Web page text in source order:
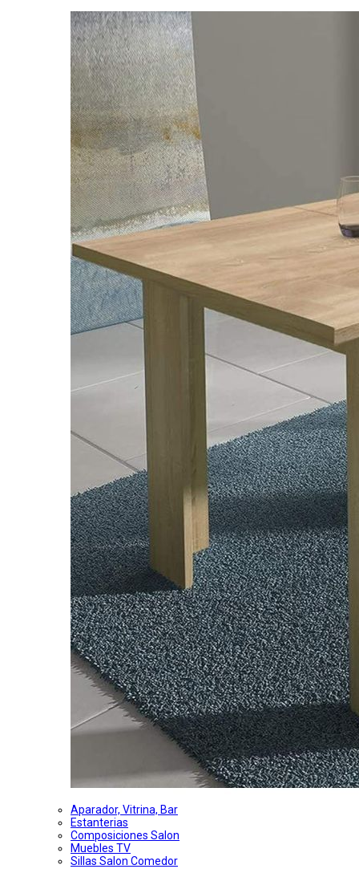
Aparador, Vitrina, Bar
Estanterias
Composiciones Salon
Muebles TV
Sillas Salon Comedor